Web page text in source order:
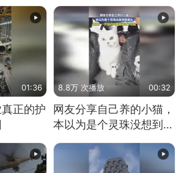
01:36
正的护
8.8万 次播放 00:32
网友分享自己养的小猫，
本以为是个灵珠没想到是